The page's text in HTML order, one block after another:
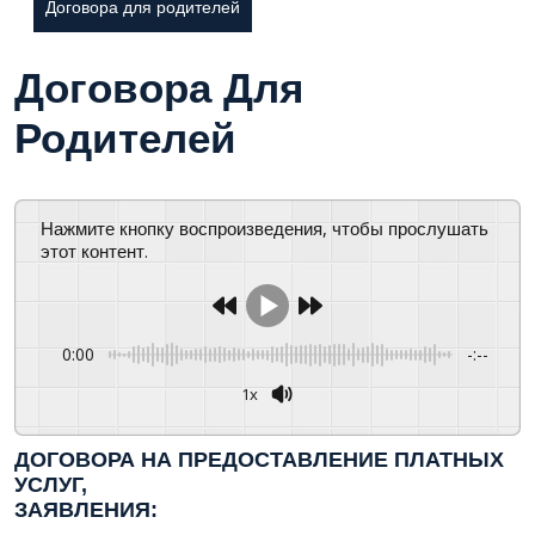
Договора для родителей
Договора Для
Родителей
Нажмите кнопку воспроизведения, чтобы прослушать
этот контент.
0:00 -:--
1x
ДОГОВОРА НА ПРЕДОСТАВЛЕНИЕ ПЛАТНЫХ
УСЛУГ,
ЗАЯВЛЕНИЯ: